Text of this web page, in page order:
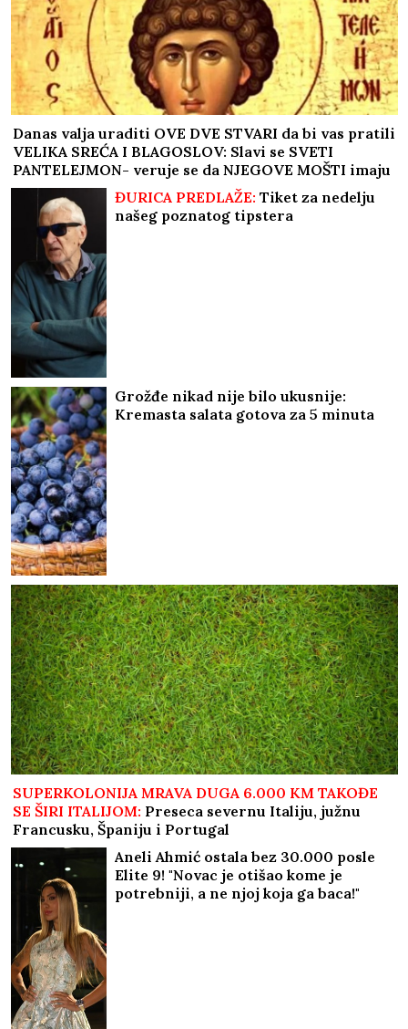
Danas valja uraditi OVE DVE STVARI da bi vas pratili
VELIKA SREĆA I BLAGOSLOV: Slavi se SVETI
PANTELEJMON- veruje se da NJEGOVE MOŠTI imaju
isceljiteljske moćiĐURICA PREDLAŽE: Tiket za nedelju
našeg poznatog tipstera
Grožđe nikad nije bilo ukusnije:
Kremasta salata gotova za 5 minuta
SUPERKOLONIJA MRAVA DUGA 6.000 KM TAKOĐE
SE ŠIRI ITALIJOM: Preseca severnu Italiju, južnu
Francusku, Španiju i Portugal
Aneli Ahmić ostala bez 30.000 posle
Elite 9! "Novac je otišao kome je
potrebniji, a ne njoj koja ga baca!"